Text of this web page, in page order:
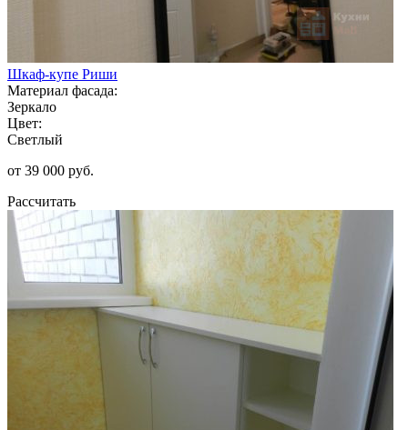
Шкаф-купе Риши
Материал фасада:
Зеркало
Цвет:
Светлый
от 39 000 руб.
Рассчитать